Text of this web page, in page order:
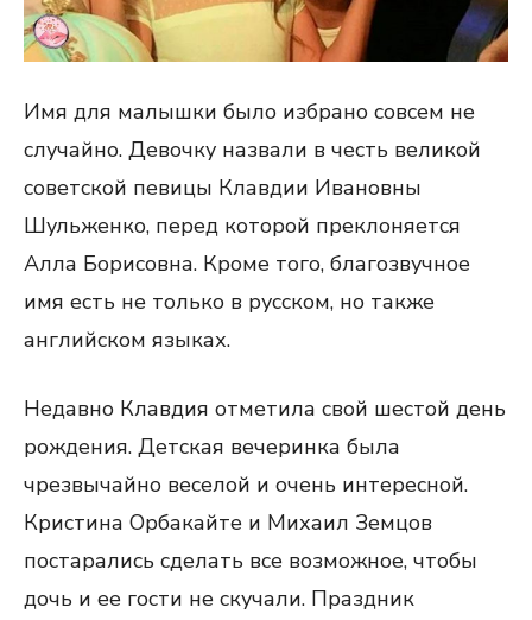
Имя для малышки было избрано совсем не
случайно. Девочку назвали в честь великой
советской певицы Клавдии Ивановны
Шульженко, перед которой преклоняется
Алла Борисовна. Кроме того, благозвучное
имя есть не только в русском, но также
английском языках.
Недавно Клавдия отметила свой шестой день
рождения. Детская вечеринка была
чрезвычайно веселой и очень интересной.
Кристина Орбакайте и Михаил Земцов
постарались сделать все возможное, чтобы
дочь и ее гости не скучали. Праздник